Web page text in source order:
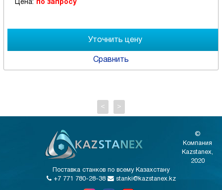
Цена:
по запросу
Сравнить
< >
©
Компания
Kazstanex,
2020
Поставка станков по всему Казахстану
+7 771 780-28-38
stanki@kazstanex.kz